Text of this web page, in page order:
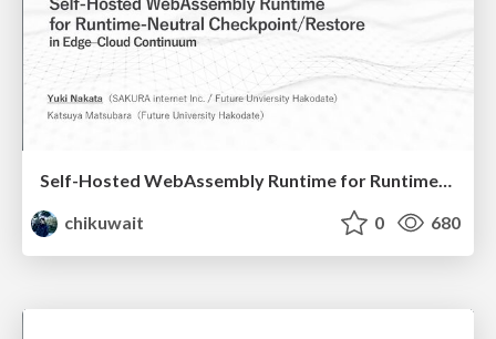
Self-Hosted WebAssembly Runtime for Runtime-Neutral Checkpoint/Restore in Edge–Cloud Continuum
chikuwait
0 680